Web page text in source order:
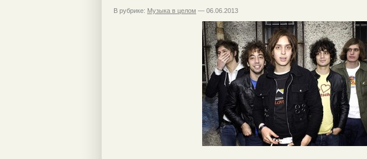
В рубрике: Музыка в целом — 06.06.2013